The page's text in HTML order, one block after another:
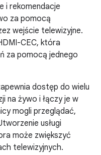
i rekomendacje
za pomocą
wejście telewizyjne.
CEC, która
za pomocą jednego
dostęp do wielu
na żywo i łączy je w
mogli przeglądać,
usługi
może zwiększyć
telewizyjnych.